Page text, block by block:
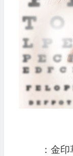
：金